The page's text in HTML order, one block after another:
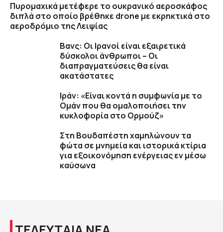
Πυρομαχικά μετέφερε το ουκρανικό αεροσκάφος
διπλά στο οποίο βρέθηκε drone με εκρηκτικά στο
αεροδρόμιο της Λειψίας
Βανς: Οι Ιρανοί είναι εξαιρετικά
δύσκολοι άνθρωποι – Οι
διαπραγματεύσεις θα είναι
ακατάστατες
Ιράν: «Είναι κοντά η συμφωνία με το
Ομάν που θα ομαλοποιήσει την
κυκλοφορία στο Ορμούζ»
Στη Βουδαπέστη χαμηλώνουν τα
φώτα σε μνημεία και ιστορικά κτίρια
για εξοικονόμηση ενέργειας εν μέσω
καύσωνα